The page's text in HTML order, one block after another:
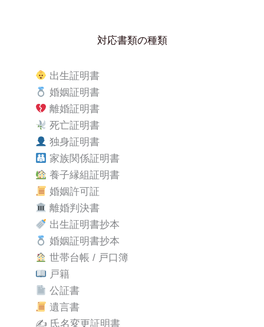
対応書類の種類
出生証明書
婚姻証明書
離婚証明書
死亡証明書
独身証明書
家族関係証明書
養子縁組証明書
婚姻許可証
離婚判決書
出生証明書抄本
婚姻証明書抄本
世帯台帳 / 戸口簿
戸籍
公証書
遺言書
✍️ 氏名変更証明書